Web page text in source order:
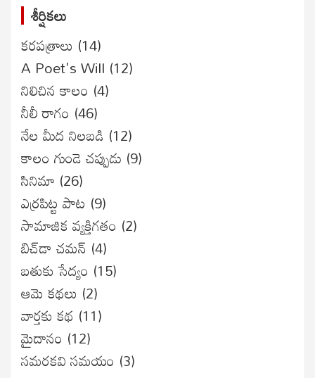
శీర్షికలు
కరపత్రాలు (14)
A Poet's Will (12)
నిలిచిన కాలం (4)
నీలీ రాగం (46)
నేల మీద నిలబడి (12)
కాలం గుండె చప్పుడు (9)
సినిమా (26)
ఎర్రపిట్ట పాట (9)
సామాజిక వ్యక్తిగతం (2)
బిచ్‌డా చమన్ (4)
బతుకు సేద్యం (15)
ఆమె కథలు (2)
వార్తకు కథ (11)
మైదానం (12)
సమరకవి సమయం (3)